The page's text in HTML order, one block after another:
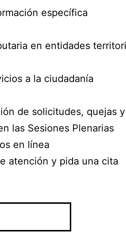
específica
en entidades
a la ciudadanía
de solicitudes, quejas
las Sesiones Plenarias
en línea
atención y pida una cita